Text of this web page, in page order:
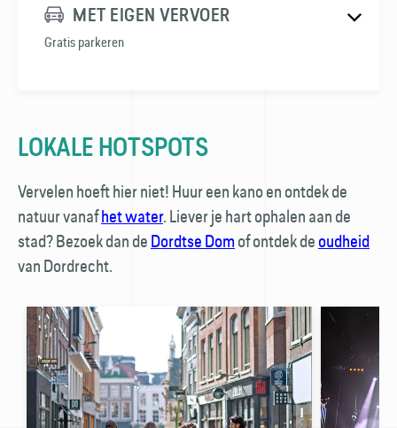
MET EIGEN VERVOER
Gratis parkeren
LOKALE HOTSPOTS
Vervelen hoeft hier niet! Huur een kano en ontdek de
natuur vanafhet water. Liever je hart ophalen aan de
stad? Bezoek dan deDordtse Domof ontdek deoudheid
van Dordrecht.